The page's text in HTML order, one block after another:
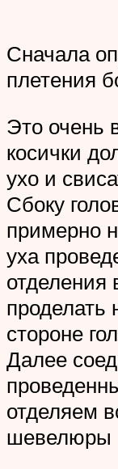
Сначала
плетения
Это очень
косички
ухо и
Сбоку
примерно
уха
отделения
проделать
стороне
Далее
отделяем
шевелюры